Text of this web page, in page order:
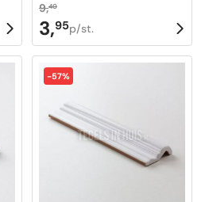
9,40
Oorspronkelijke
prijs
was:
9,40.
3,95
Huidige
prijs
is:
3,95.
p/st.
-57%